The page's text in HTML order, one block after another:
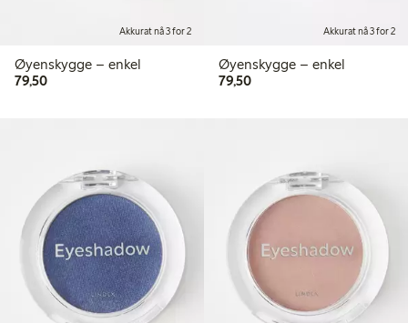
Akkurat nå 3 for 2
Øyenskygge – enkel
79,5079,50 kr
Akkurat nå 3 for 2
Øyenskygge – enkel
79,5079,50 kr